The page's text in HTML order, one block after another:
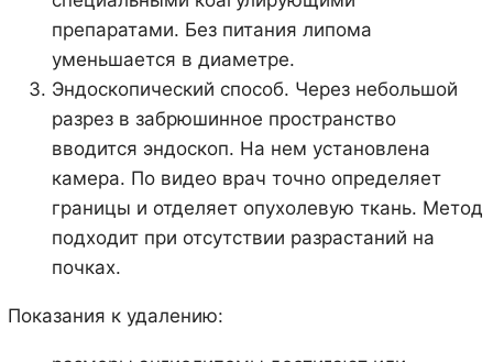
препаратами. Без питания липома
уменьшается в диаметре.
Эндоскопический способ. Через небольшой
разрез в забрюшинное пространство
вводится эндоскоп. На нем установлена
камера. По видео врач точно определяет
границы и отделяет опухолевую ткань. Метод
подходит при отсутствии разрастаний на
почках.
Показания к удалению: